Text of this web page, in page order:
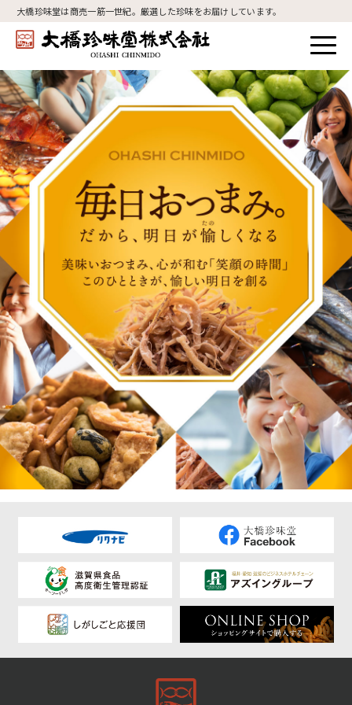
大橋珍味堂は商売一筋一世紀。厳選した珍味をお届けしています。